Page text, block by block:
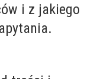
i z jakiego